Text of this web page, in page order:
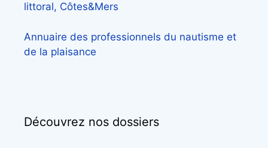
littoral, Côtes&Mers
Annuaire des professionnels du nautisme et
de la plaisance
Découvrez nos dossiers